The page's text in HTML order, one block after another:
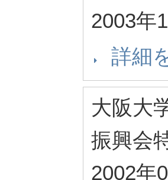
2003年
詳細
大阪大
振興会
2002年